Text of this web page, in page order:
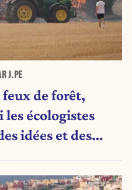
J.PE
de forêt,
écologistes
idées et des